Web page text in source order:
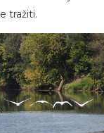
tražiti.